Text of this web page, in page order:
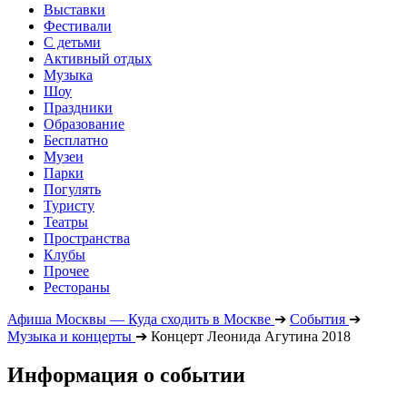
Выставки
Фестивали
С детьми
Активный отдых
Музыка
Шоу
Праздники
Образование
Бесплатно
Музеи
Парки
Погулять
Туристу
Театры
Пространства
Клубы
Прочее
Рестораны
Афиша Москвы — Куда сходить в Москве ➔ События ➔
Музыка и концерты ➔ Концерт Леонида Агутина 2018
Информация о событии